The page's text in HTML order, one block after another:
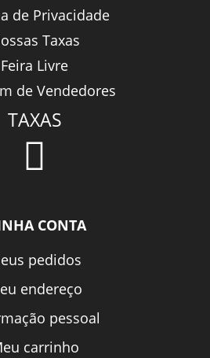
de Privacidade
Taxas
Feira Livre
de Vendedores
TAXAS
CONTA
pedidos
endereço
pessoal
carrinho